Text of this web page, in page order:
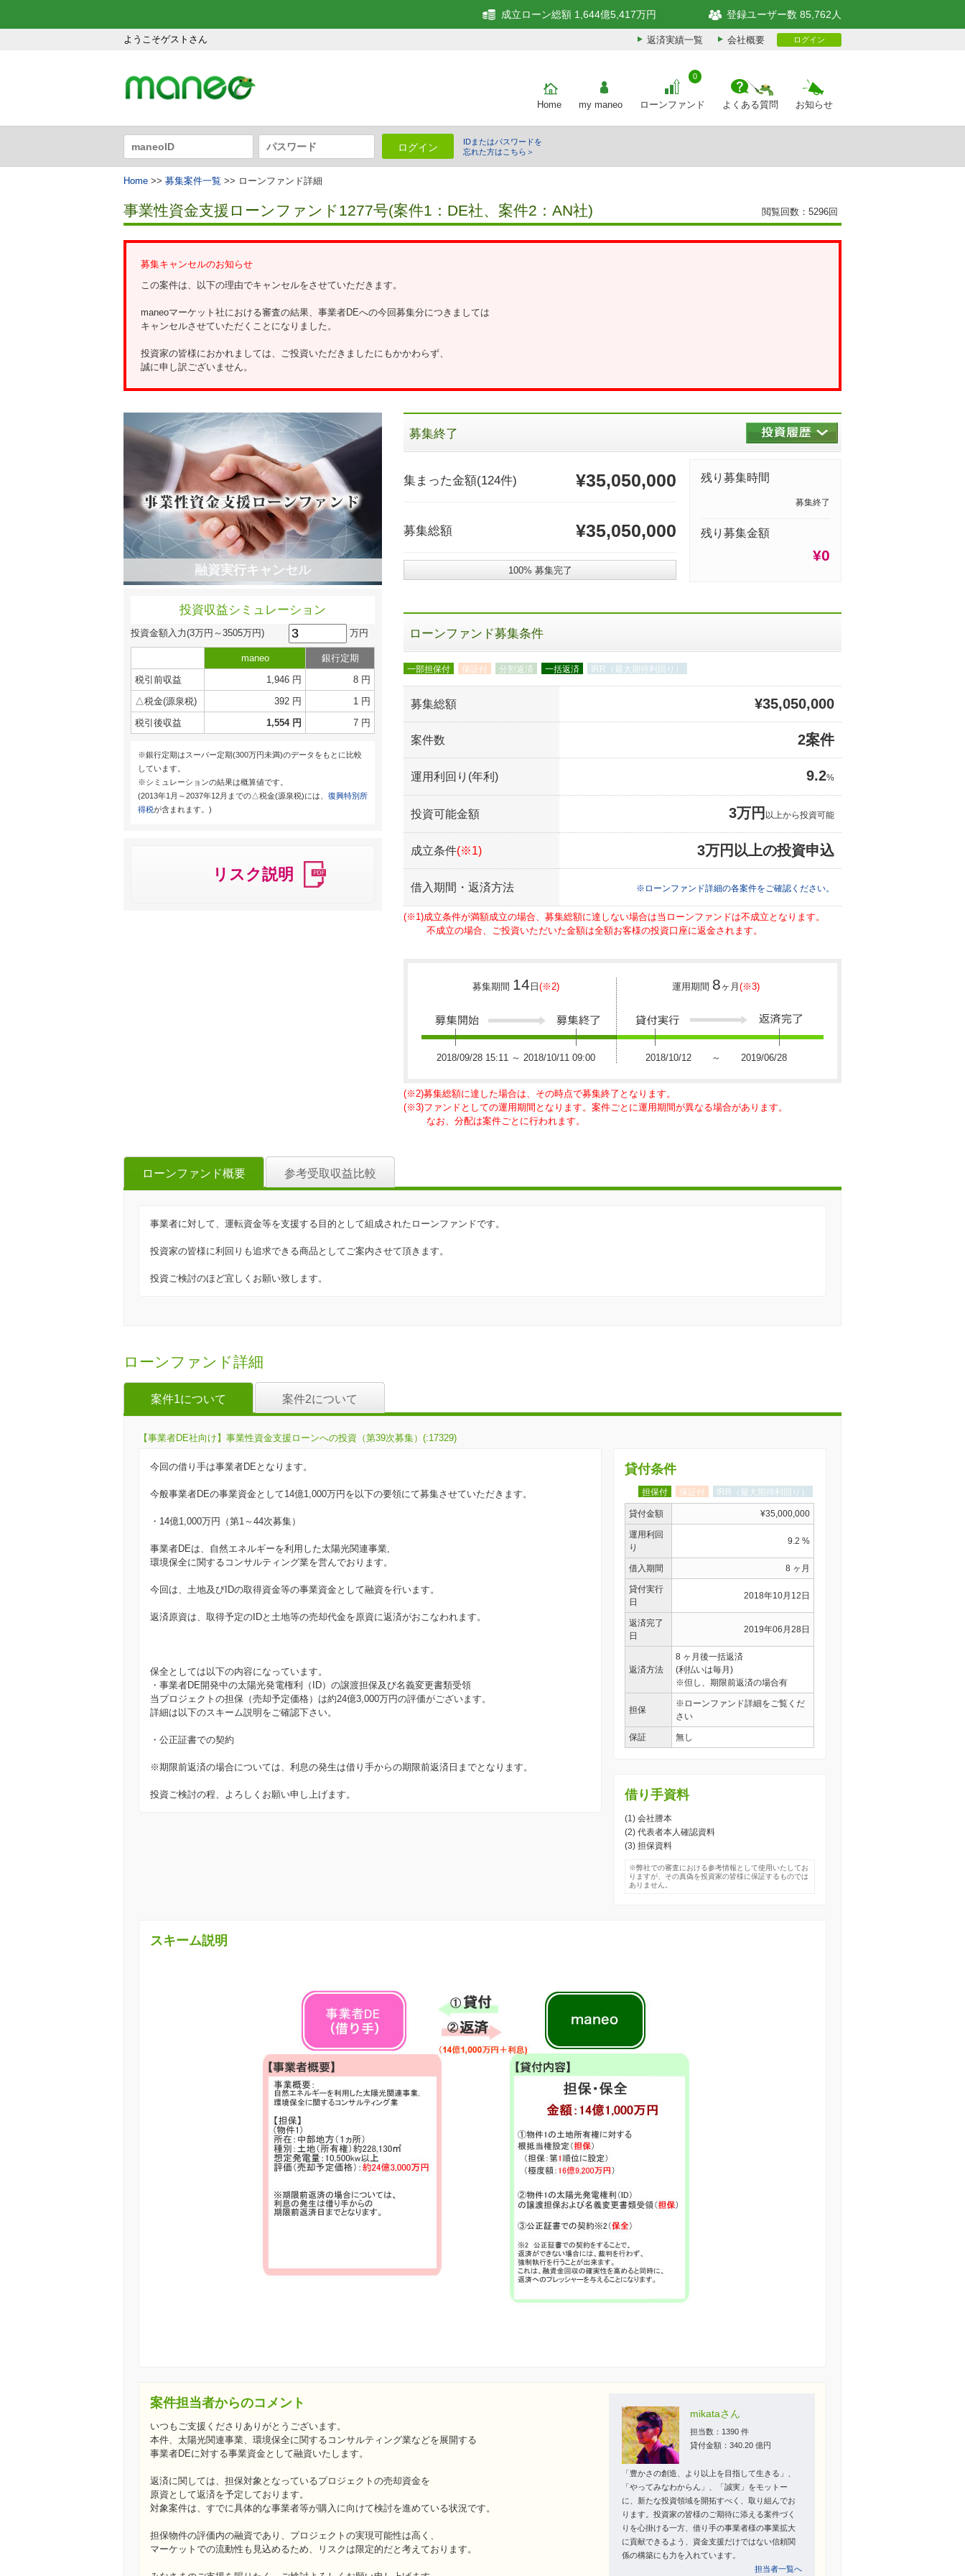
ようこそゲストさん
成立ローン総額 1,644億5,417万円 登録ユーザー数 85,762人
返済実績一覧 会社概要 ログイン
Home my maneo ローンファンド
0
よくある質問 お知らせ
ログイン
IDまたはパスワードを
忘れた方はこちら＞
Home >> 募集案件一覧 >> ローンファンド詳細
事業性資金支援ローンファンド1277号(案件1：DE社、案件2：AN社) 閲覧回数：5296回
募集キャンセルのお知らせ
この案件は、以下の理由でキャンセルをさせていただきます。
maneoマーケット社における審査の結果、事業者DEへの今回募集分につきましては
キャンセルさせていただくことになりました。
投資家の皆様におかれましては、ご投資いただきましたにもかかわらず、
誠に申し訳ございません。
融資実行キャンセル
投資収益シミュレーション
投資金額入力(3万円～3505万円) 万円
maneo
銀行定期
税引前収益
1,946 円
8 円
△税金(源泉税)
392 円
1 円
税引後収益
1,554 円 7 円
※銀行定期はスーパー定期(300万円未満)のデータをもとに比較
しています。
※シミュレーションの結果は概算値です。
(2013年1月～2037年12月までの△税金(源泉税)には、 復興特別所
得税が含まれます。)
リスク説明
募集終了
集まった金額(124件) ¥35,050,000
募集総額 ¥35,050,000
100% 募集完了
残り募集時間
募集終了
残り募集金額
¥0
ローンファンド募集条件
一部担保付 保証付 分割返済 一括返済 IRR（最大期待利回り）
募集総額 ¥35,050,000
案件数 2案件
運用利回り(年利) 9.2%
投資可能金額 3万円 以上から投資可能
成立条件(※1) 3万円以上の投資申込
借入期間・返済方法 ※ローンファンド詳細の各案件をご確認ください。
(※1)成立条件が満額成立の場合、募集総額に達しない場合は当ローンファンドは不成立となります。
不成立の場合、ご投資いただいた金額は全額お客様の投資口座に返金されます。
募集期間 14 日(※2) 運用期間 8ヶ月 (※3)
2018/09/28 15:11 ～ 2018/10/11 09:00 2018/10/12 ～ 2019/06/28
(※2)募集総額に達した場合は、その時点で募集終了となります。
(※3)ファンドとしての運用期間となります。案件ごとに運用期間が異なる場合があります。
なお、分配は案件ごとに行われます。
ローンファンド概要 参考受取収益比較
事業者に対して、運転資金等を支援する目的として組成されたローンファンドです。
投資家の皆様に利回りも追求できる商品としてご案内させて頂きます。
投資ご検討のほど宜しくお願い致します。
ローンファンド詳細
案件1について 案件2について
【事業者DE社向け】事業性資金支援ローンへの投資（第39次募集）(:17329)
今回の借り手は事業者DEとなります。
今般事業者DEの事業資金として14億1,000万円を以下の要領にて募集させていただきます。
・14億1,000万円（第1～44次募集）
事業者DEは、自然エネルギーを利用した太陽光関連事業,
環境保全に関するコンサルティング業を営んでおります。
今回は、土地及びIDの取得資金等の事業資金として融資を行います。
返済原資は、取得予定のIDと土地等の売却代金を原資に返済がおこなわれます。
保全としては以下の内容になっています。
・事業者DE開発中の太陽光発電権利（ID）の譲渡担保及び名義変更書類受領
当プロジェクトの担保（売却予定価格）は約24億3,000万円の評価がございます。
詳細は以下のスキーム説明をご確認下さい。
・公正証書での契約
※期限前返済の場合については、利息の発生は借り手からの期限前返済日までとなります。
投資ご検討の程、よろしくお願い申し上げます。
貸付条件
担保付 保証付 IRR（最大期待利回り）
貸付金額 ¥35,000,000
運用利回
り
9.2 %
借入期間 8 ヶ月
貸付実行
日
2018年10月12日
返済完了
日
2019年06月28日
返済方法
8 ヶ月後一括返済
(利払いは毎月)
※但し、期限前返済の場合有
担保
※ローンファンド詳細をご覧くだ
さい
保証 無し
借り手資料
(1) 会社謄本
(2) 代表者本人確認資料
(3) 担保資料
※弊社での審査における参考情報として使用いたしてお
りますが、その真偽を投資家の皆様に保証するものでは
ありません。
スキーム説明
案件担当者からのコメント
いつもご支援くださりありがとうございます。
本件、太陽光関連事業、環境保全に関するコンサルティング業などを展開する
事業者DEに対する事業資金として融資いたします。
返済に関しては、担保対象となっているプロジェクトの売却資金を
原資として返済を予定しております。
対象案件は、すでに具体的な事業者等が購入に向けて検討を進めている状況です。
担保物件の評価内の融資であり、プロジェクトの実現可能性は高く、
マーケットでの流動性も見込めるため、リスクは限定的だと考えております。
mikataさん
担当数：1390 件
貸付金額：340.20 億円
「豊かさの創造、より以上を目指して生きる」、
「やってみなわからん」、「誠実」をモットー
に、新たな投資領域を開拓すべく、取り組んでお
ります。投資家の皆様のご期待に添える案件づく
りを心掛ける一方、借り手の事業者様の事業拡大
に貢献できるよう、資金支援だけではない信頼関
係の構築にも力を入れています。
担当者一覧へ